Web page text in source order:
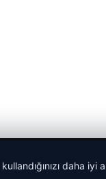
daha